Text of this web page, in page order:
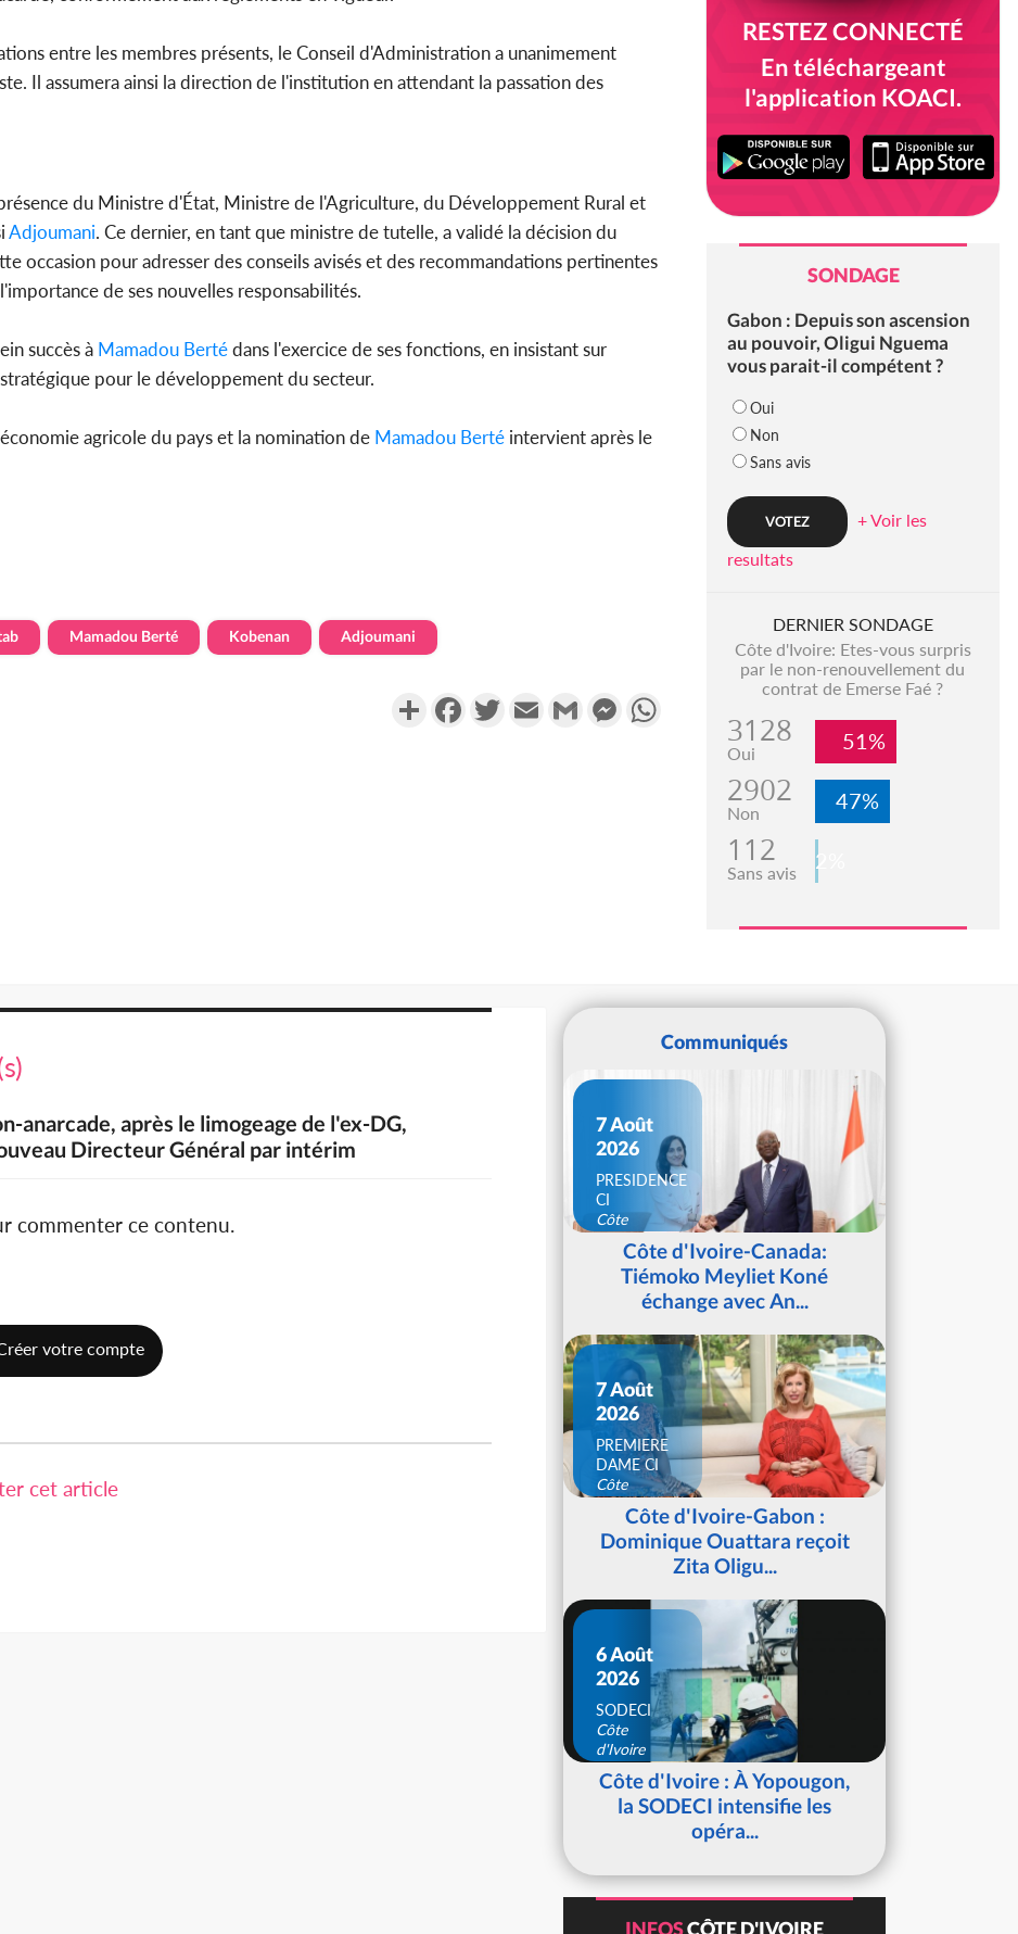
entre les membres présents, le Conseil d'Administration a unanimement
Il assumera ainsi la direction de l'institution en attendant la passation des
du Ministre d'État, Ministre de l'Agriculture, du Développement Rural et
Adjoumani. Ce dernier, en tant que ministre de tutelle, a validé la décision du
occasion pour adresser des conseils avisés et des recommandations pertinentes
de ses nouvelles responsabilités.
succès à Mamadou Bertédans l'exercice de ses fonctions, en insistant sur
pour le développement du secteur.
agricole du pays et la nomination de Mamadou Berté intervient après le
Mamadou Berté Kobenan Adjoumani
PartagerFacebookTwitterEmail Gmail Messenger
RESTEZ CONNECTÉ
En téléchargeant
l'application KOACI.
SONDAGE
Gabon : Depuis son ascension
au pouvoir, Oligui Nguema
vous parait-il compétent ?
Oui
Non
Sans avis
+ Voir les
resultats
DERNIER SONDAGE
Côte d'Ivoire: Etes-vous surpris
par le non-renouvellement du
contrat de Emerse Faé ?
3128
Oui 51%
2902
Non 47%
112
Sans avis 2%
anarcade, après le limogeage de l'ex-DG,
Directeur Général par intérim
commenter ce contenu.
votre compte
cet article
Communiqués
7 Août
2026
PRESIDENCE
CI
Côte
d'IvoireCôte d'Ivoire-Canada:
Tiémoko Meyliet Koné
échange avec An...
7 Août
2026
PREMIERE
DAME CI
Côte
d'IvoireCôte d'Ivoire-Gabon :
Dominique Ouattara reçoit
Zita Oligu...
6 Août
2026
SODECI
Côte
d'Ivoire
Côte d'Ivoire : À Yopougon,
la SODECI intensifie les
opéra...
INFOSCÔTE D'IVOIRE